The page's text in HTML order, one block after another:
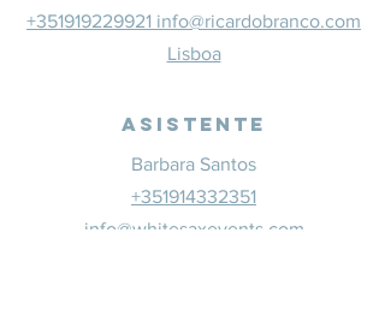
+351919229921 info@ricardobranco.com
Lisboa
Asistente
Barbara Santos
+351914332351
info@whitesaxevents.com